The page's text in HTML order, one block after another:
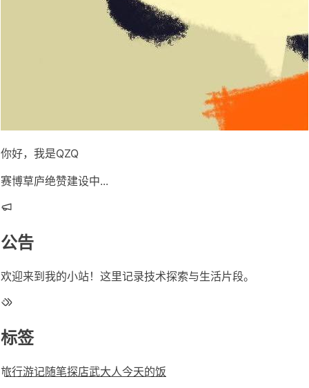
你好，我是QZQ
赛博草庐绝赞建设中...
公告
欢迎来到我的小站！这里记录技术探索与生活片段。
标签
旅行游记随笔探店武大人今天的饭